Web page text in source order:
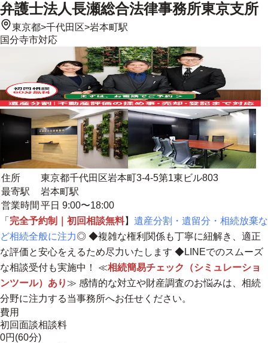
弁護士法人長瀬総合法律事務所東京支所
東京都>千代田区>岩本町駅
国分寺市対応
住所
東京都千代田区岩本町3-4-5第1東ビル803
最寄駅
岩本町駅
営業時間 平日 9:00〜18:00
「 完全予約制｜初回相談無料】 遺産分割・遺留分・相続放棄な
ど相続全般に注力◎ ◆複雑な権利関係も丁寧に紐解き、適正
な評価と安心をえるため尽力いたします ◆LINEでのスムーズ
な相談受付も実施中！ ≪相続簡易チェック（シミュレーショ
ンツール）あり≫ 感情的な対立や財産調査のお悩みは、 相続
分野に注力する当事務所へお任せください。
費用
初回面談相談料
0円(60分)